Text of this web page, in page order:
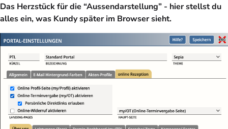
Das Herzstück für die “Aussendarstellung” - hier stellst du
alles ein, was Kundy später im Browser sieht.